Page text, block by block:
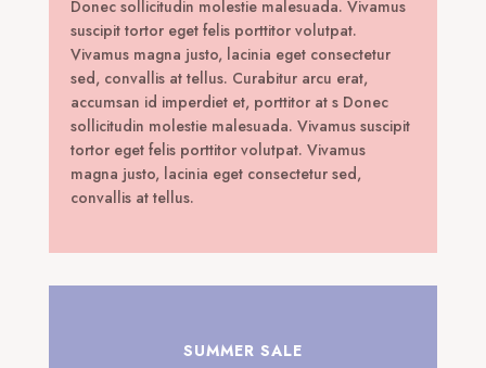
Donec sollicitudin molestie malesuada. Vivamus
suscipit tortor eget felis porttitor volutpat.
Vivamus magna justo, lacinia eget consectetur
sed, convallis at tellus. Curabitur arcu erat,
accumsan id imperdiet et, porttitor at s Donec
sollicitudin molestie malesuada. Vivamus suscipit
tortor eget felis porttitor volutpat. Vivamus
magna justo, lacinia eget consectetur sed,
convallis at tellus.
SUMMER SALE